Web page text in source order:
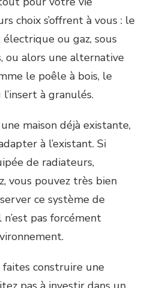
choix s’offrent à vous : le
ou gaz, sous
ou alors une alternative
le poêle à bois, le
à granulés.
maison déjà existante,
à l’existant. Si
de radiateurs,
vous pouvez très bien
ce système de
n’est pas forcément
faites construire une